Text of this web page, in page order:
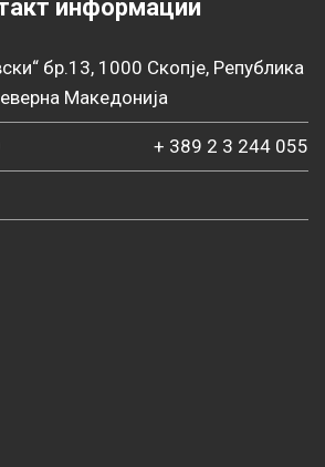
информации
бр.13, 1000 Скопје, Република
Македонија
+ 389 2 3 244 055